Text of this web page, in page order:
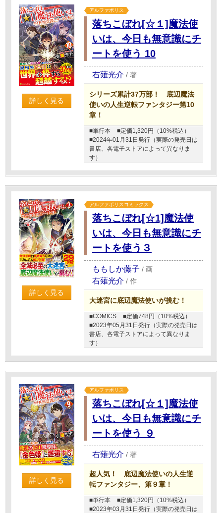
詳しく見る
アルファポリス
落ちこぼれ[☆１]魔法使
いは、今日も無意識にチ
ートを使う 10
右薙光介 / 著
シリーズ累計37万部！ 底辺魔法
使いの人生逆転ファンタジー第10
章！
■単行本
■定価1,320円（10%税込）
■2024年01月31日発行（実際の発売日は
書店、各電子ストアによって異なりま
す）
詳しく見る
アルファポリスコミックス
落ちこぼれ[☆1]魔法使
いは、今日も無意識にチ
ートを使う３
ももしか藤子 / 画
右薙光介 / 作
大迷宮に底辺魔法使いが挑む！
■COMICS
■定価748円（10%税込）
■2023年05月31日発行（実際の発売日は
書店、各電子ストアによって異なりま
す）
詳しく見る
アルファポリス
落ちこぼれ[☆１]魔法使
いは、今日も無意識にチ
ートを使う ９
右薙光介 / 著
超人気！ 底辺魔法使いの人生逆
転ファンタジー、第９章！
■単行本
■定価1,320円（10%税込）
■2023年03月31日発行（実際の発売日は